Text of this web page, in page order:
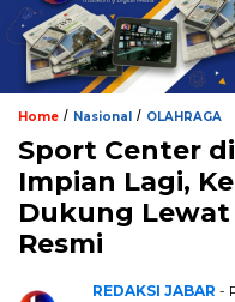
Home / Nasional / OLAHRAGA
Sport Center
Impian Lagi,
Dukung Lewat
Resmi
REDAKSI JABAR -